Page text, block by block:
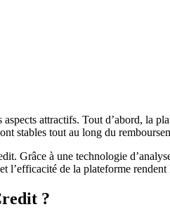
attractifs. Tout d’abord, la
stables tout au long du
Grâce à une technologie
l’efficacité de la plateforme
?